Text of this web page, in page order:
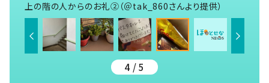
上の階の人からのお礼②（＠tak_860さんより提供）
4 / 5